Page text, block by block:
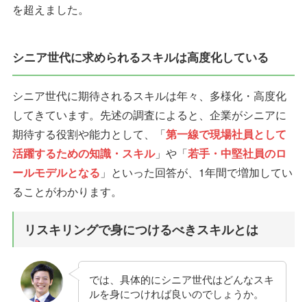
を超えました。
シニア世代に求められるスキルは高度化している
シニア世代に期待されるスキルは年々、多様化・高度化
してきています。先述の調査によると、企業がシニアに
期待する役割や能力として、「第一線で現場社員として
活躍するための知識・スキル」や「若手・中堅社員のロ
ールモデルとなる 」といった回答が、1年間で増加してい
ることがわかります。
リスキリングで身につけるべきスキルとは
では、具体的にシニア世代はどんなスキ
ルを身につければ良いのでしょうか。